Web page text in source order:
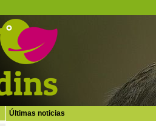
Últimas noticias